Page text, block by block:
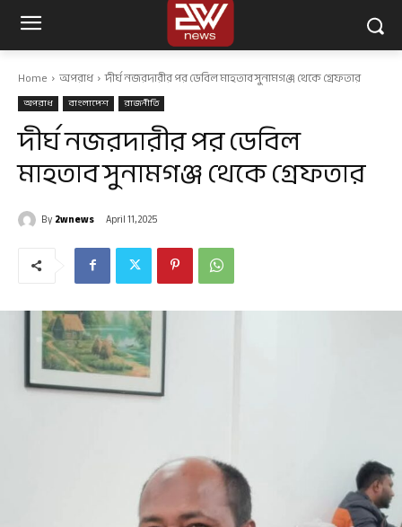
Home অপরাধ দীর্ঘ নজরদারীর পর ডেবিল মাহতাব সুনামগঞ্জ থেকে গ্রেফতার
অপরাধ বাংলাদেশ রাজনীতি
দীর্ঘ নজরদারীর পর ডেবিল
মাহতাব সুনামগঞ্জ থেকে গ্রেফতার
By2wnews April 11, 2025